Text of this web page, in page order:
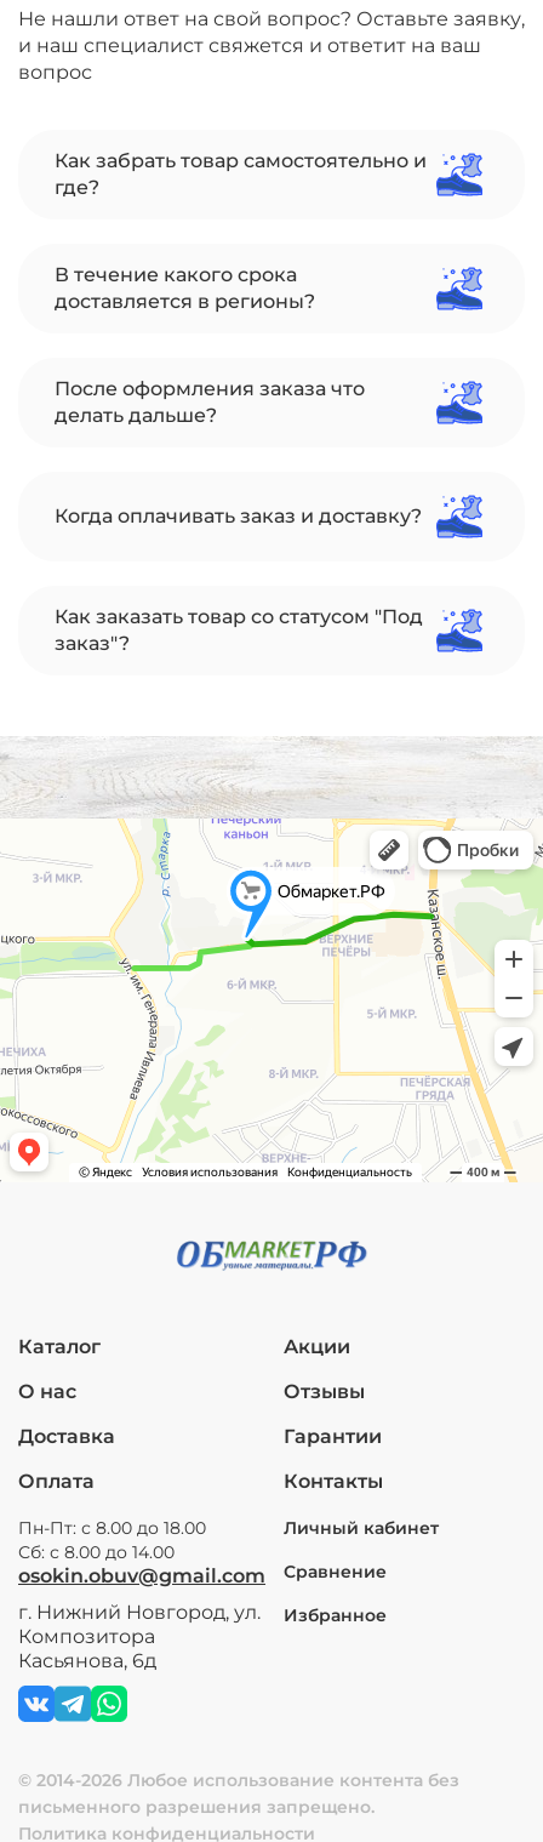
Не нашли ответ на свой вопрос? Оставьте заявку,
и наш специалист свяжется и ответит на ваш
вопрос
Как забрать товар самостоятельно и
где?
В течение какого срока
доставляется в регионы?
После оформления заказа что
делать дальше?
Когда оплачивать заказ и доставку?
Как заказать товар со статусом "Под
заказ"?
Каталог
О нас
Доставка
Оплата
Акции
Отзывы
Гарантии
Контакты
Пн-Пт: с 8.00 до 18.00
Сб: с 8.00 до 14.00
osokin.obuv@gmail.com
г. Нижний Новгород, ул.
Композитора
Касьянова, 6д
Личный кабинет
Сравнение
Избранное
© 2014-2026 Любое использование контента без
письменного разрешения запрещено.
Политика конфиденциальности